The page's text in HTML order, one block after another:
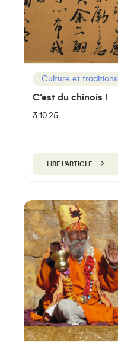
Culture et traditions
C’est du chinois !
3.10.25
LIRE L'ARTICLE